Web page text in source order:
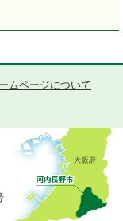
ムページについて